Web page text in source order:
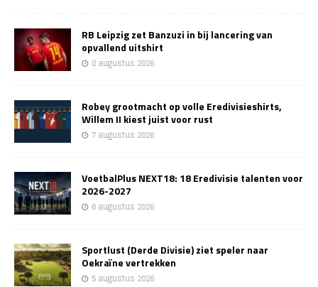
RB Leipzig zet Banzuzi in bij lancering van
opvallend uitshirt
8 augustus 2026
Robey grootmacht op volle Eredivisieshirts,
Willem II kiest juist voor rust
7 augustus 2026
VoetbalPlus NEXT18: 18 Eredivisie talenten voor
2026-2027
6 augustus 2026
Sportlust (Derde Divisie) ziet speler naar
Oekraïne vertrekken
5 augustus 2026